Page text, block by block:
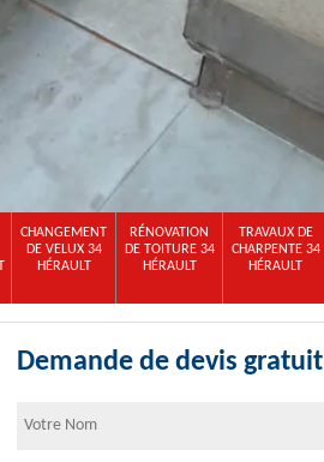
CHANGEMENT
DE VELUX 34
HÉRAULT
RÉNOVATION
DE TOITURE 34
HÉRAULT
TRAVAUX DE
CHARPENTE 34
HÉRAULT
Demande de devis gratuit